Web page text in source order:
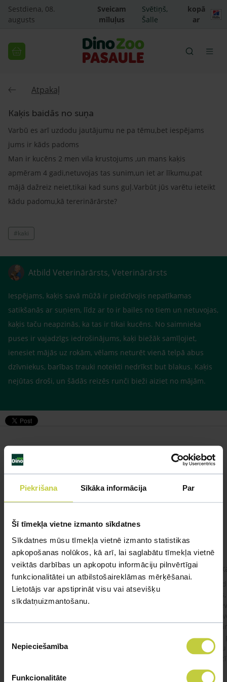
Piekrišana Sīkāka informācija Par
Šī tīmekļa vietne izmanto sīkdatnes
Sīkdatnes mūsu tīmekļa vietnē izmanto statistikas
apkopošanas nolūkos, kā arī, lai saglabātu tīmekļa vietnē
veiktās darbības un apkopotu informāciju pilnvērtīgai
funkcionalitātei un atbilstošaireklāmas mērķēšanai.
Lietotājs var apstiprināt visu vai atsevišķu
sīkdatņuizmantošanu.
izvēle
Nepieciešamība
Funkcionalitāte
Sestdiena, 08.
augusts
Sveicam
mīluļus
Svētiņš,
Šalle
kopā
ar
Atpakaļ
Kaķis baidās no suņa
Varbū es arī uzdodu jautājumu ne pa tēmu,bet iespējams
jums ir kāds padoms
Man ir kucēns 2 men vila krustojums ,un mans kaķis
apmēram 4 gadi,netuvojas tas sunim,un iet ar līkumu,pat
mājā dažreiz neiet,tikai kad suns guļ.Varbūt jūs varētu ieteikt
kādu padomu,kā tererinārārste?
#kaki
Atbild Veterinārārsts, Veterinārārsts
Iespējams, kaķis savā mūžā ir piedzīvojis nepatīkamas
satikšanās ar suņiem, līdz ar to ir bailes no tiem un netuvojas,
kaķis taču neapzinās, ka tas ir tikai kucēns. No saimnieka
puses ir vajadzīgs iedrošinājums, kaķi biežāk samīļojiet,
ienesiet mājās uz rokām, vēlams neturēt vienā telpā abus
dzīvniekus, barības trauki noteikti nedrīkst but blakus. Kaķis
nejūtas droši, un šādās reizēs runči bieži aiziet no mājām.
Līdzīgi jautājumi
Mūsu eksperti spēs atbildēt uz jebkuru Jūsu jautājumu
kaķis apēdis plēvi
Ja kaķim gadījies apēst plastiku ,ko ieklāj zem
garnelēm kārbiņās apakšā.Kādas sekas varētu
būt?Kā kaķis varētu reağēt...Ko darīt?
viņš